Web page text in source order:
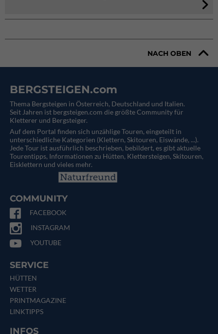
NACH OBEN
BERGSTEIGEN.com
Thema Bergsteigen in Österreich, Deutschland und Italien.
Seit Jahren ist bergsteigen.com die größte Community für
Kletterer und Bergsteiger.
Auf dem Portal finden sich unzählige Touren, eingeteilt in
unterschiedliche Kategorien (Klettern, Skitouren, Eiswände, ...).
Jede Tour ist ausführlich beschrieben, bebildert, es gibt aktuelle
Tourentipps, Informationen zu Hütten, Klettersteigen, Skitouren,
Eisklettern und vieles mehr.
COMMUNITY
FACEBOOK
INSTAGRAM
YOUTUBE
SERVICE
HÜTTEN
WETTER
PRINTMAGAZINE
LINKTIPPS
INFOS